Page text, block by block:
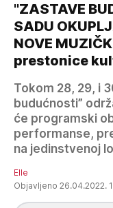
''ZASTAVE
SADU
NOVE
prestonice
Tokom 28, 29, i
budućnosti”
će programski
performanse,
na jedinstvenoj
Elle
Objavljeno 26.04.2022.